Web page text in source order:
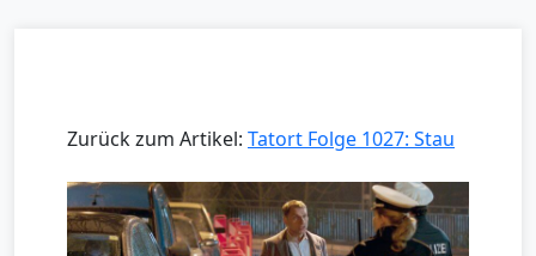
Zurück zum Artikel: Tatort Folge 1027: Stau